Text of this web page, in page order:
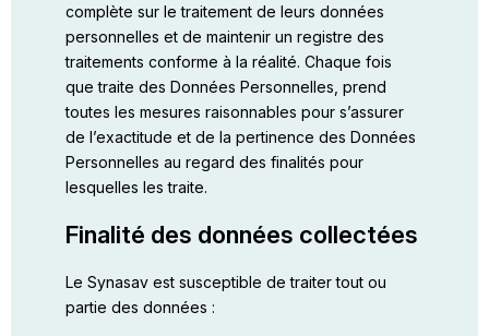
complète sur le traitement de leurs données
personnelles et de maintenir un registre des
traitements conforme à la réalité. Chaque fois
que traite des Données Personnelles, prend
toutes les mesures raisonnables pour s’assurer
de l’exactitude et de la pertinence des Données
Personnelles au regard des finalités pour
lesquelles les traite.
Finalité des données collectées
Le Synasav est susceptible de traiter tout ou
partie des données :